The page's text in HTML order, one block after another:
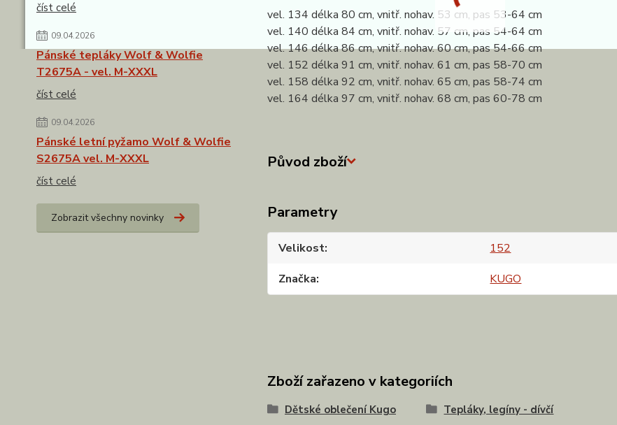
číst celé
09.04.2026
Pánské tepláky Wolf & Wolfie
T2675A - vel. M-XXXL
číst celé
09.04.2026
Pánské letní pyžamo Wolf & Wolfie
S2675A vel. M-XXXL
číst celé
Zobrazit všechny novinky
vel. 134 délka 80 cm, vnitř. nohav. 53 cm, pas 53-64 cm
vel. 140 délka 84 cm, vnitř. nohav. 57 cm, pas 54-64 cm
vel. 146 délka 86 cm, vnitř. nohav. 60 cm, pas 54-66 cm
vel. 152 délka 91 cm, vnitř. nohav. 61 cm, pas 58-70 cm
vel. 158 délka 92 cm, vnitř. nohav. 65 cm, pas 58-74 cm
vel. 164 délka 97 cm, vnitř. nohav. 68 cm, pas 60-78 cm
Původ zboží
Parametry
Velikost
152
Značka
KUGO
Zboží zařazeno v kategoriích
Dětské oblečení Kugo Tepláky, legíny - dívčí